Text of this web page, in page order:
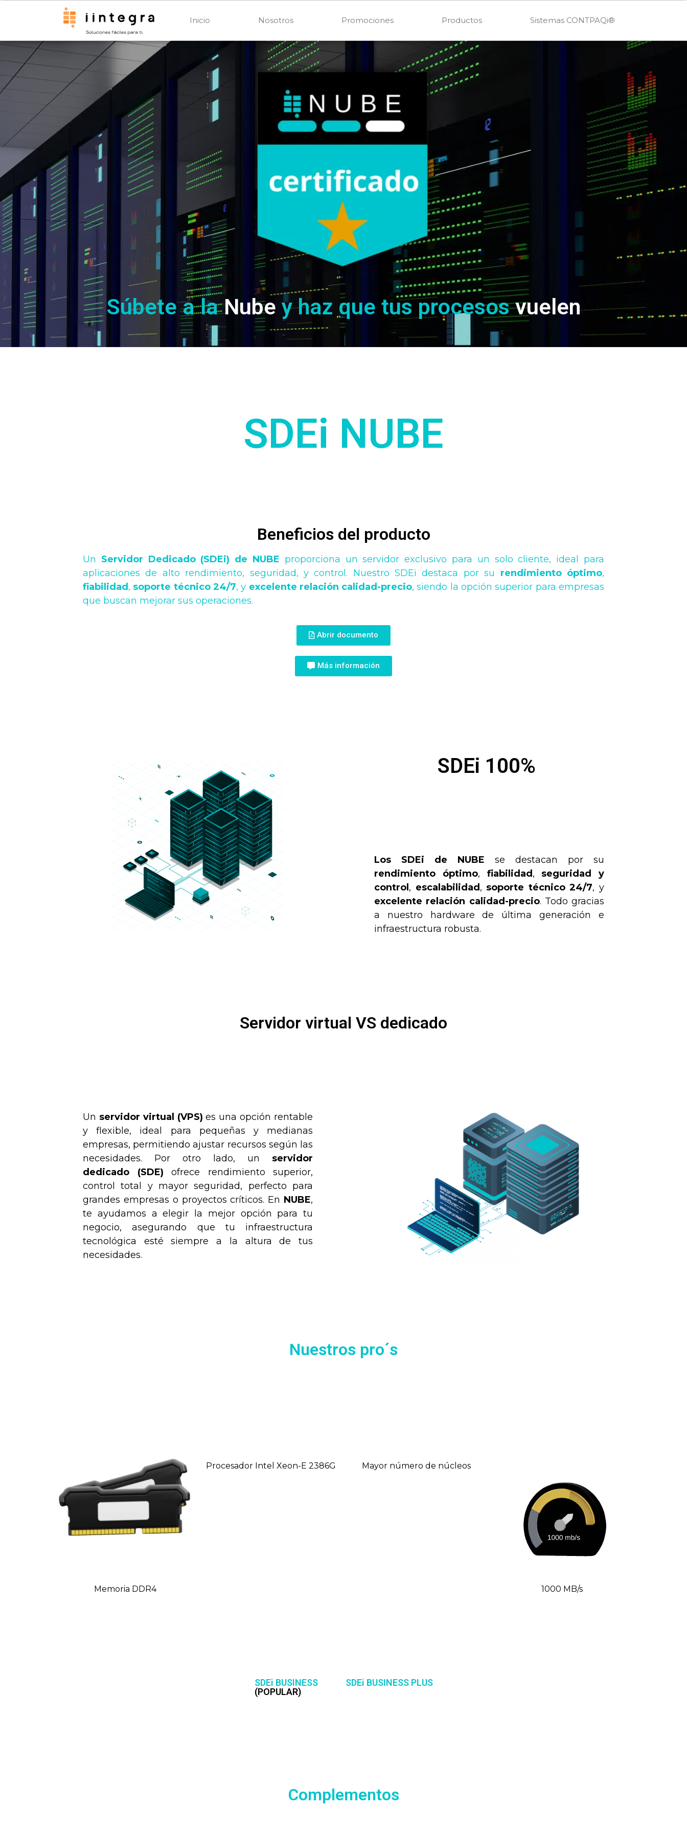
Inicio Nosotros Promociones Productos Sistemas CONTPAQi®
Súbete a laNube y haz que tus procesos vuelen
SDEi NUBE
Beneficios del producto
Un Servidor Dedicado (SDEi) de NUBE proporciona un servidor exclusivo para un solo cliente, ideal para
aplicaciones de alto rendimiento, seguridad, y control. Nuestro SDEi destaca por su rendimiento óptimo,
fiabilidad, soporte técnico 24/7, y excelente relación calidad-precio, siendo la opción superior para empresas
que buscan mejorar sus operaciones.
Abrir documento
Más información
SDEi 100%
Los SDEi de NUBE se destacan por su
rendimiento óptimo, fiabilidad , seguridad y
control , escalabilidad , soporte técnico 24/7, y
excelente relación calidad-precio. Todo gracias
a nuestro hardware de última generación e
infraestructura robusta.
Servidor virtual VS dedicado
Un servidor virtual (VPS) es una opción rentable
y flexible, ideal para pequeñas y medianas
empresas, permitiendo ajustar recursos según las
necesidades. Por otro lado, un servidor
dedicado
(SDE) ofrece rendimiento superior,
control total y mayor seguridad, perfecto para
grandes empresas o proyectos críticos. En NUBE,
te ayudamos a elegir la mejor opción para tu
negocio, asegurando que tu infraestructura
tecnológica esté siempre a la altura de tus
necesidades.
Nuestros pro´s
Memoria DDR4
Procesador Intel Xeon-E 2386G Mayor número de núcleos
1000 MB/s
SDEi BUSINESS
(POPULAR)
SDEi BUSINESS PLUS
Complementos